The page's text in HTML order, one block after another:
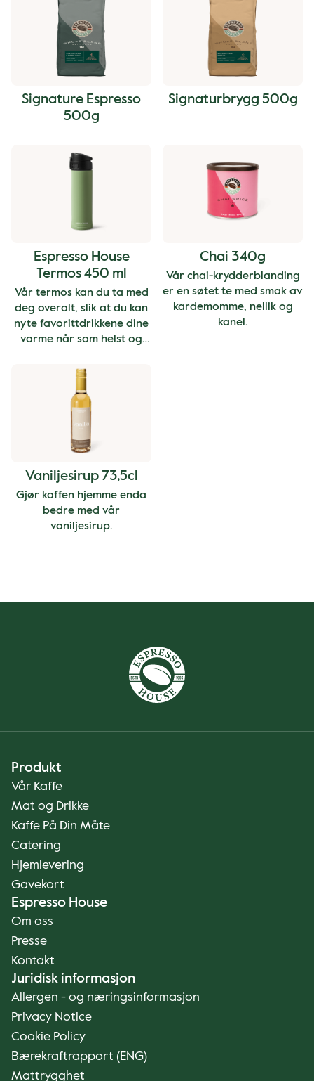
Signature Espresso
500g
Signaturbrygg 500g
Espresso House
Termos 450 ml
Vår termos kan du ta med
deg overalt, slik at du kan
nyte favorittdrikkene dine
varme når som helst og
farger, grønn og svart.
Chai 340g
Vår chai-krydderblanding
er en søtet te med smak av
kardemomme, nellik og
kanel.
Vaniljesirup 73,5cl
Gjør kaffen hjemme enda
bedre med vår
vaniljesirup.
Produkt
Vår Kaffe
Mat og Drikke
Kaffe På Din Måte
Catering
Hjemlevering
Gavekort
Espresso House
Om oss
Presse
Kontakt
Juridisk informasjon
Allergen - og næringsinformasjon
Privacy Notice
Cookie Policy
Bærekraftrapport (ENG)
Mattrygghet